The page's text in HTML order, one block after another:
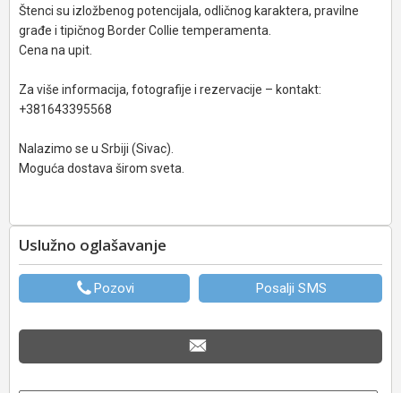
Štenci su izložbenog potencijala, odličnog karaktera, pravilne
građe i tipičnog Border Collie temperamenta.
Cena na upit.
Za više informacija, fotografije i rezervacije – kontakt:
+381643395568
Nalazimo se u Srbiji (Sivac).
Moguća dostava širom sveta.
Uslužno oglašavanje
Pozovi Posalji SMS